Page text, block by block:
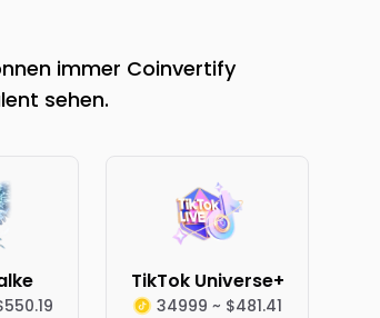
immer Coinvertify
sehen.
TikTok Universe+
34999 ~ $481.41